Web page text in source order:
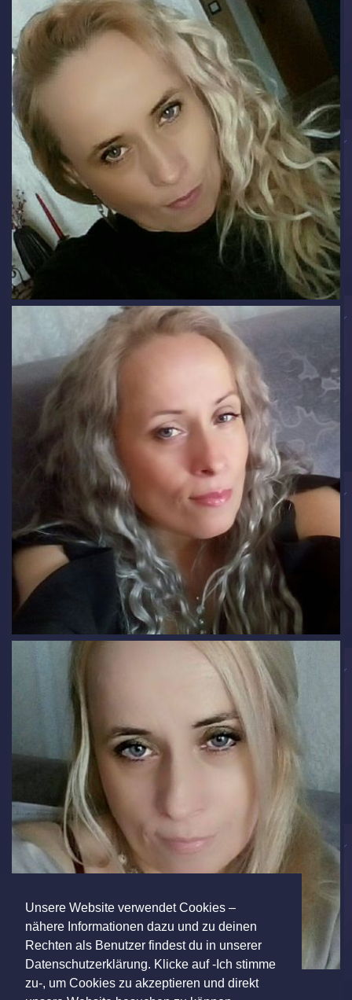
Unsere Website verwendet Cookies –
nähere Informationen dazu und zu deinen
Rechten als Benutzer findest du in unserer
Datenschutzerklärung. Klicke auf -Ich stimme
zu-, um Cookies zu akzeptieren und direkt